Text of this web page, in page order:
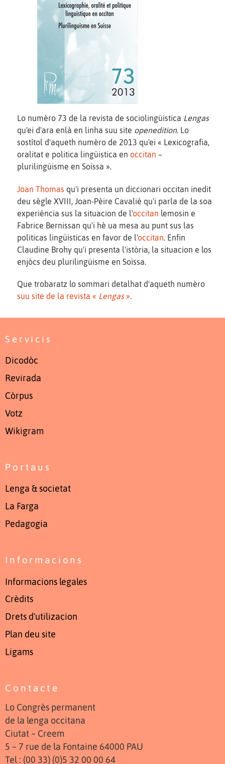
Lo numèro 73 de la revista de sociolingüistica Lengas
qu'ei d'ara enlà en linha suu site openedition. Lo
sostítol d'aqueth numèro de 2013 qu'ei « Lexicografia,
oralitat e politica lingüistica en occitan –
plurilingüisme en Soïssa ».
Joan Thomas qu'i presenta un diccionari occitan inedit
deu sègle XVIII, Joan-Pèire Cavalié qu'i parla de la soa
experiéncia sus la situacion de l'occitan lemosin e
Fabrice Bernissan qu'i hè ua mesa au punt sus las
politicas lingüisticas en favor de l'occitan . Enfin
Claudine Brohy qu'i presenta l'istòria, la situacion e los
enjòcs deu plurilingüisme en Soïssa.
Que trobaratz lo sommari detalhat d'aqueth numèro
suu site de la revista « Lengas».
Servicis
Dicodòc
Revirada
Còrpus
Votz
Wikigram
Portaus
Lenga & societat
La Farga
Pedagogia
Informacions
Informacions legales
Crèdits
Drets d'utilizacion
Plan deu site
Ligams
Contacte
Lo Congrès permanent
de la lenga occitana
Ciutat – Creem
5 – 7 rue de la Fontaine 64000 PAU
Tel : (00 33) (0)5 32 00 00 64